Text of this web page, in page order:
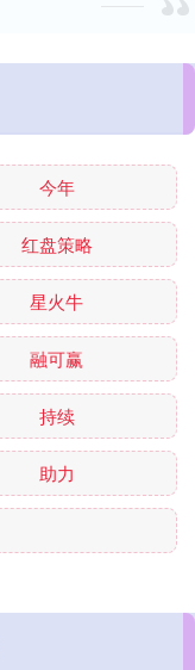
今年
红盘策略
星火牛
融可赢
持续
助力